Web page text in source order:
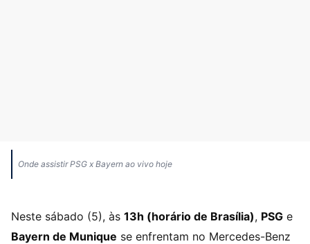
Onde assistir PSG x Bayern ao vivo hoje
Neste sábado (5), às 13h (horário de Brasília), PSG e
Bayern de Munique se enfrentam no Mercedes-Benz